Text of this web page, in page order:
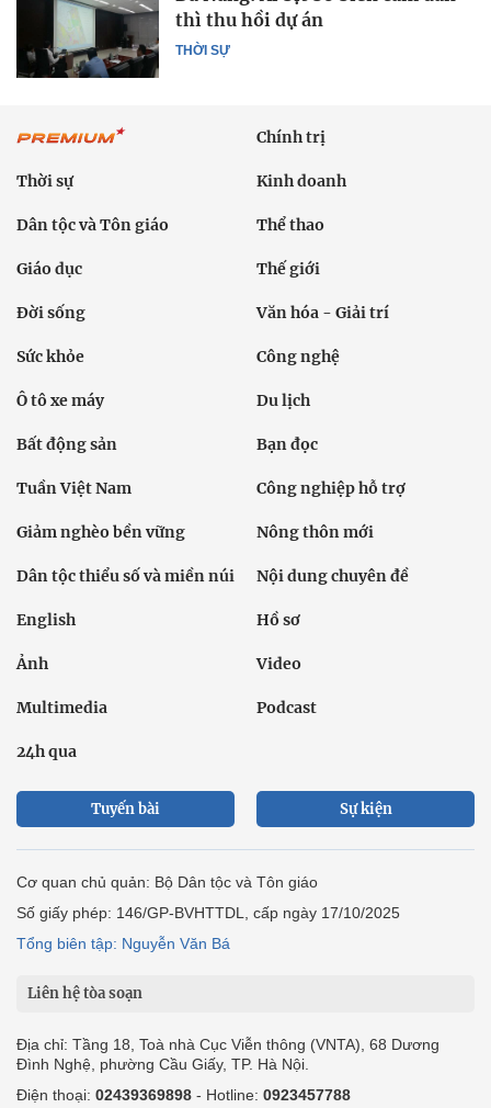
THỜI SỰ
thì thu hồi dự án
Chính trị
Thời sự Kinh doanh
Dân tộc và Tôn giáo Thể thao
Giáo dục Thế giới
Đời sống Văn hóa - Giải trí
Sức khỏe Công nghệ
Ô tô xe máy Du lịch
Bất động sản Bạn đọc
Tuần Việt Nam Công nghiệp hỗ trợ
Giảm nghèo bền vững Nông thôn mới
Dân tộc thiểu số và miền núi Nội dung chuyên đề
English Hồ sơ
Ảnh Video
Multimedia Podcast
24h qua
Tuyến bài Sự kiện
Cơ quan chủ quản: Bộ Dân tộc và Tôn giáo
Số giấy phép: 146/GP-BVHTTDL, cấp ngày 17/10/2025
Tổng biên tập: Nguyễn Văn Bá
Liên hệ tòa soạn
Địa chỉ: Tầng 18, Toà nhà Cục Viễn thông (VNTA), 68 Dương
Đình Nghệ, phường Cầu Giấy, TP. Hà Nội.
Điện thoại: 02439369898 - Hotline: 0923457788